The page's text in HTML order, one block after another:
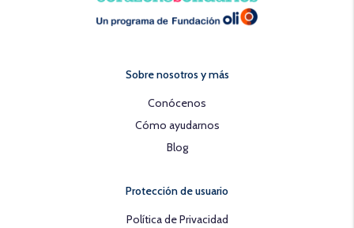
Sobre nosotros y más
Conócenos
Cómo ayudarnos
Blog
Protección de usuario
Política de Privacidad